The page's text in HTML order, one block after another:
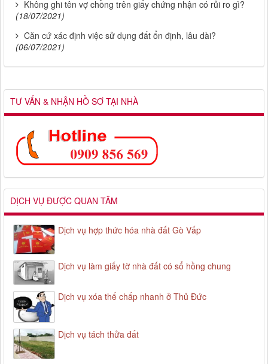
Không ghi tên vợ chồng trên giấy chứng nhận có rủi ro gì?
(18/07/2021)
Căn cứ xác định việc sử dụng đất ổn định, lâu dài?
(06/07/2021)
TƯ VẤN & NHẬN HỒ SƠ TẠI NHÀ
DỊCH VỤ ĐƯỢC QUAN TÂM
Dịch vụ hợp thức hóa nhà đất Gò Vấp
Dịch vụ làm giấy tờ nhà đất có sổ hồng chung
Dịch vụ xóa thế chấp nhanh ở Thủ Đức
Dịch vụ tách thửa đất